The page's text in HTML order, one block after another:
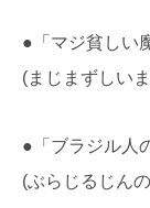
●「マジ貧しい
(まじまずしい
●「ブラジル人
(ぶらじるじん